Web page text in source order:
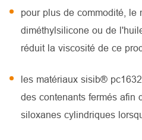
pour plus de commodité,
diméthylsilicone ou de
réduit la viscosité de ce
les matériaux sisib®
des contenants fermés afin
siloxanes cylindriques